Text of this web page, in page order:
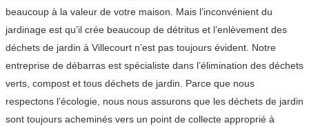
beaucoup à la valeur de votre maison. Mais l’inconvénient du
jardinage est qu’il crée beaucoup de détritus et l’enlèvement des
déchets de jardin à Villecourt n’est pas toujours évident. Notre
entreprise de débarras est spécialiste dans l’élimination des déchets
verts, compost et tous déchets de jardin. Parce que nous
respectons l’écologie, nous nous assurons que les déchets de jardin
sont toujours acheminés vers un point de collecte approprié à